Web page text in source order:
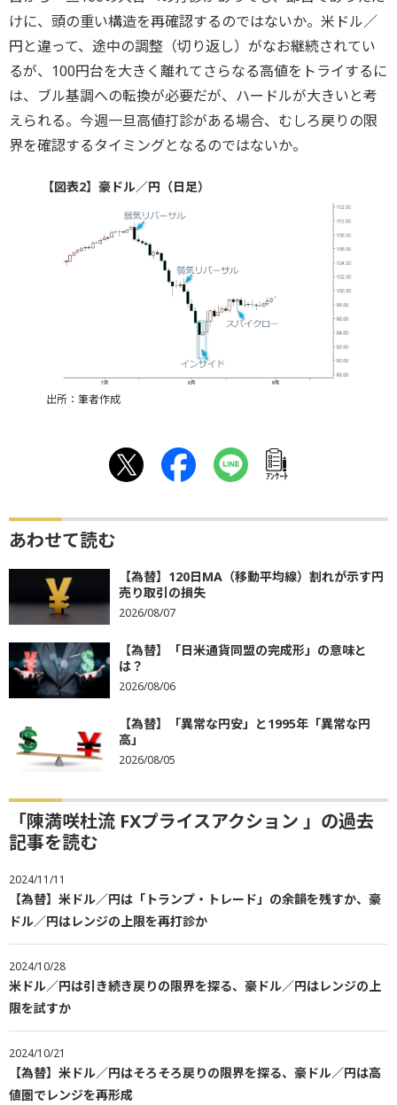
けに、頭の重い構造を再確認するのではないか。米ドル／
円と違って、途中の調整（切り返し）がなお継続されてい
るが、100円台を大きく離れてさらなる高値をトライするに
は、ブル基調への転換が必要だが、ハードルが大きいと考
えられる。今週一旦高値打診がある場合、むしろ戻りの限
界を確認するタイミングとなるのではないか。
【図表2】豪ドル／円（日足）
出所：筆者作成
ｱﾝｹｰﾄ
あわせて読む
【為替】120日MA（移動平均線）割れが示す円
売り取引の損失
2026/08/07
【為替】「日米通貨同盟の完成形」の意味と
は？
2026/08/06
【為替】「異常な円安」と1995年「異常な円
高」
2026/08/05
「陳満咲杜流 FXプライスアクション 」の過去
記事を読む
2024/11/11
【為替】米ドル／円は「トランプ・トレード」の余韻を残すか、豪
ドル／円はレンジの上限を再打診か
2024/10/28
米ドル／円は引き続き戻りの限界を探る、豪ドル／円はレンジの上
限を試すか
2024/10/21
【為替】米ドル／円はそろそろ戻りの限界を探る、豪ドル／円は高
値圏でレンジを再形成